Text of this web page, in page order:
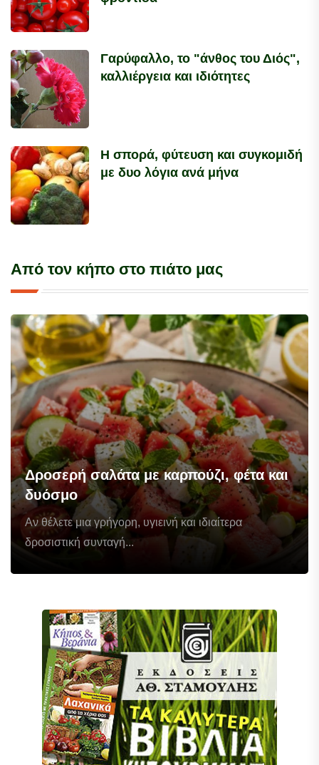
Γαρύφαλλο, το "άνθος του Διός",
καλλιέργεια και ιδιότητες
Η σπορά, φύτευση και συγκομιδή
με δυο λόγια ανά μήνα
Από τον κήπο στο πιάτο μας
Δροσερή σαλάτα με καρπούζι, φέτα και
δυόσμο
Αν θέλετε μια γρήγορη, υγιεινή και ιδιαίτερα
δροσιστική συνταγή...